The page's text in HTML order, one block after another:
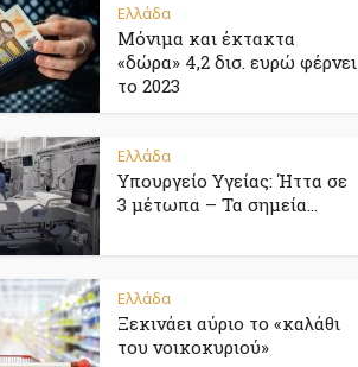
Ελλάδα
Μόνιμα και έκτακτα
«δώρα» 4,2 δισ. ευρώ φέρνει
το 2023
Ελλάδα
Υπουργείο Υγείας: Ήττα σε
3 μέτωπα – Τα σημεία...
Ελλάδα
Ξεκινάει αύριο το «καλάθι
του νοικοκυριού»